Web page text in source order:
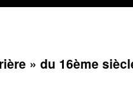
» du 16ème